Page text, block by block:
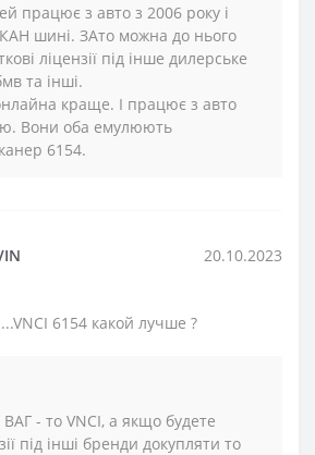
працює з авто з 2006 року і
шині. ЗАто можна до нього
ліцензії під інше дилерське
та інші.
краще. І працює з авто
Вони оба емулюють
6154.
20.10.2023
6154 какой лучше ?
ВАГ - то VNCI, а якщо будете
під інші бренди докупляти то